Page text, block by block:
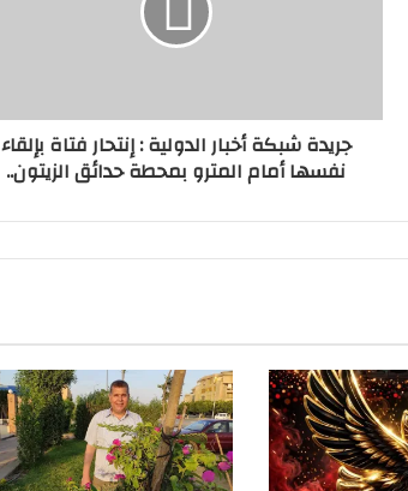
جريدة شبكة أخبار الدولية : إنتحار فتاة بإلقاء
نفسها أمام المترو بمحطة حدائق الزيتون..